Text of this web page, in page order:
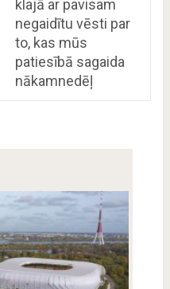
klajā ar pavisam
negaidītu vēsti par
to, kas mūs
patiesībā sagaida
nākamnedēļ